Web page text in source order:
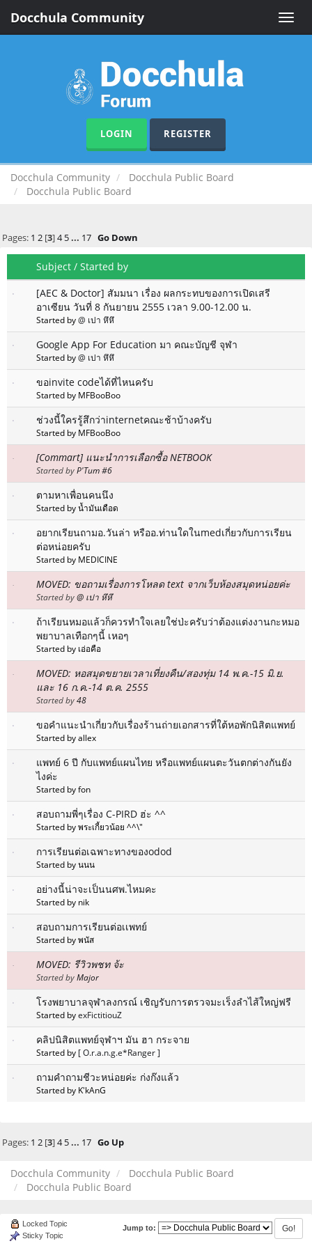
Toggle
Docchula Community
LOGIN REGISTER
Docchula Community
Docchula Public Board
Docchula Public Board
Pages: 1 2[3]4 5 ... 17 Go Down
Subject / Started by
[AEC & Doctor] สัมมนา เรื่อง ผลกระทบของการเปิดเสรี
อาเซียน วันที่ 8 กันยายน 2555 เวลา 9.00-12.00 น.
Started by@ เปา หึหึ
Google App For Education มา คณะบัญชี จุฬา
Started by@ เปา หึหึ
ขอinvite codeได้ที่ไหนครับ
Started by MFBooBoo
ช่วงนี้ใครรู้สึกว่าinternetคณะช้าบ้างครับ
Started by MFBooBoo
[Commart] แนะนำการเลือกซื้อ NETBOOK
Started byP'Tum #6
ตามหาเพื่อนคนนึง
Started by น้ำมันเดือด
อยากเรียนถามอ.วันล่า หรืออ.ท่านใดในmedเกี่ยวกับการเรียน
ต่อหน่อยครับ
Started by MEDICINE
MOVED: ขอถามเรื่องการโหลด text จากเว็บห้องสมุดหน่อยค่ะ
Started by@ เปา หึหึ
ถ้าเรียนหมอแล้วก็ควรทำใจเลยใช่ป่ะครับว่าต้องแต่งงานกะหมอ
พยาบาลเทือกๆนี้ เหอๆ
Started by เอ่อคือ
MOVED: หอสมุดขยายเวลาเที่ยงคืน/สองทุ่ม 14 พ.ค.-15 มิ.ย.
และ 16 ก.ค.-14 ต.ค. 2555
Started by48
ขอคำแนะนำเกี่ยวกับเรื่องร้านถ่ายเอกสารที่ใต้หอพักนิสิตแพทย์
Started by allex
แพทย์ 6 ปี กับแพทย์แผนไทย หรือแพทย์แผนตะวันตกต่างกันยัง
ไงค่ะ
Started by fon
สอบถามพี่ๆเรื่อง C-PIRD ฮ่ะ ^^
Started by พระเกี้ยวน้อย ^^\"
การเรียนต่อเฉพาะทางของodod
Started by นนน
อย่างนี้น่าจะเป็นนศพ.ไหมคะ
Started by nik
สอบถามการเรียนต่อเเพทย์
Started by พนัส
MOVED: รีวิวพชท จ้ะ
Started byMajor
โรงพยาบาลจุฬาลงกรณ์ เชิญรับการตรวจมะเร็งลำไส้ใหญ่ฟรี
Started byexFictitiouZ
คลิปนิสิตแพทย์จุฬาฯ มัน ฮา กระจาย
Started by [ O.r.a.n.g.e*Ranger ]
ถามคำถามชีวะหน่อยค่ะ ก่งก๊งแล้ว
Started by K'kAnG
Pages: 1 2[3]4 5 ... 17 Go Up
Docchula Community
Docchula Public Board
Docchula Public Board
Jump to:
Locked Topic
Sticky Topic